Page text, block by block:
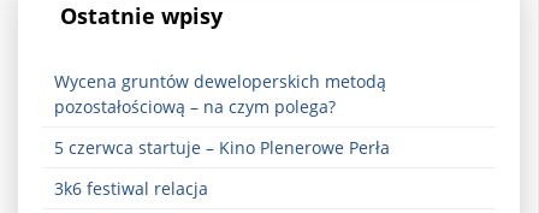
Ostatnie wpisy
Wycena gruntów deweloperskich metodą
pozostałościową – na czym polega?
5 czerwca startuje – Kino Plenerowe Perła
3k6 festiwal relacja